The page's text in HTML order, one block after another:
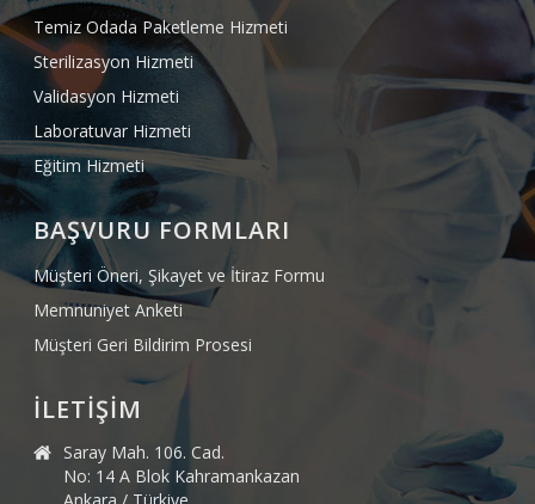
Temiz Odada Paketleme Hizmeti
Sterilizasyon Hizmeti
Validasyon Hizmeti
Laboratuvar Hizmeti
Eğitim Hizmeti
BAŞVURU FORMLARI
Müşteri Öneri, Şikayet ve İtiraz Formu
Memnuniyet Anketi
Müşteri Geri Bildirim Prosesi
İLETİŞİM
Saray Mah. 106. Cad.
No: 14 A Blok Kahramankazan